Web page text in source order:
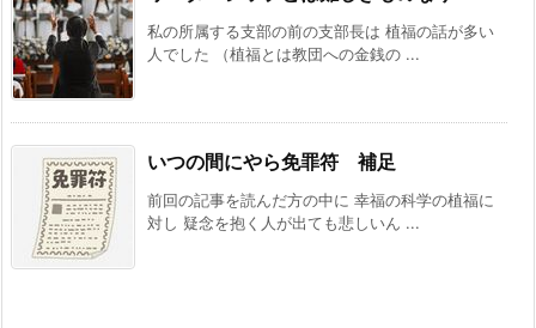
私の所属する支部の前の支部長は 植福の話が多い
人でした （植福とは教団への金銭の ...
いつの間にやら免罪符 補足
前回の記事を読んだ方の中に 幸福の科学の植福に
対し 疑念を抱く人が出ても悲しいん ...